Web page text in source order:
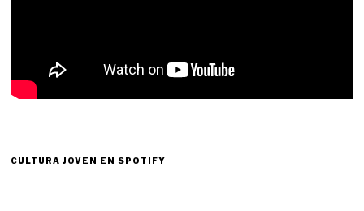
CULTURA JOVEN EN SPOTIFY